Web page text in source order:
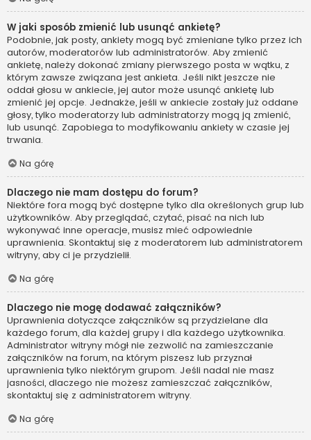
W jaki sposób zmienić lub usunąć ankietę?
Podobnie, jak posty, ankiety mogą być zmieniane tylko przez ich
autorów, moderatorów lub administratorów. Aby zmienić
ankietę, należy dokonać zmiany pierwszego posta w wątku, z
którym zawsze związana jest ankieta. Jeśli nikt jeszcze nie
oddał głosu w ankiecie, jej autor może usunąć ankietę lub
zmienić jej opcje. Jednakże, jeśli w ankiecie zostały już oddane
głosy, tylko moderatorzy lub administratorzy mogą ją zmienić,
lub usunąć. Zapobiega to modyfikowaniu ankiety w czasie jej
trwania.
Na górę
Dlaczego nie mam dostępu do forum?
Niektóre fora mogą być dostępne tylko dla określonych grup lub
użytkowników. Aby przeglądać, czytać, pisać na nich lub
wykonywać inne operacje, musisz mieć odpowiednie
uprawnienia. Skontaktuj się z moderatorem lub administratorem
witryny, aby ci je przydzielił.
Na górę
Dlaczego nie mogę dodawać załączników?
Uprawnienia dotyczące załączników są przydzielane dla
każdego forum, dla każdej grupy i dla każdego użytkownika.
Administrator witryny mógł nie zezwolić na zamieszczanie
załączników na forum, na którym piszesz lub przyznał
uprawnienia tylko niektórym grupom. Jeśli nadal nie masz
jasności, dlaczego nie możesz zamieszczać załączników,
skontaktuj się z administratorem witryny.
Na górę